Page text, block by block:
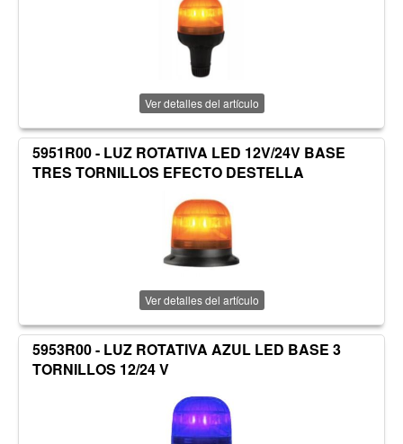
Ver detalles del artículo
5951R00 - LUZ ROTATIVA LED 12V/24V BASE
TRES TORNILLOS EFECTO DESTELLA
Ver detalles del artículo
5953R00 - LUZ ROTATIVA AZUL LED BASE 3
TORNILLOS 12/24 V